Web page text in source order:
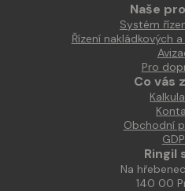
Naše
Systém
Řízení nakládkových
Pro
Co vás
Obchodní
Ringil
Na
140 00